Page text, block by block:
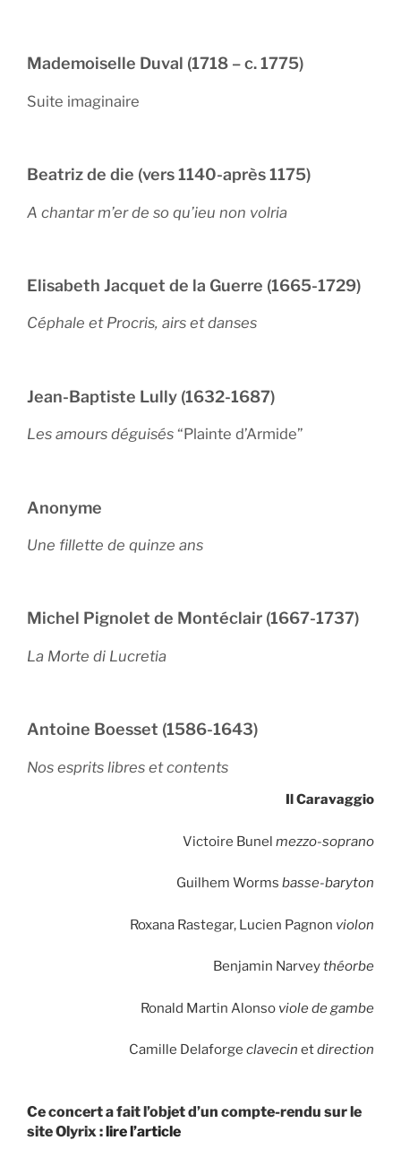
Mademoiselle Duval (1718 – c. 1775)
Suite imaginaire
Beatriz de die (vers 1140-après 1175)
A chantar m’er de so qu’ieu non volria
Elisabeth Jacquet de la Guerre (1665-1729)
Céphale et Procris, airs et danses
Jean-Baptiste Lully (1632-1687)
Les amours déguisés “Plainte d’Armide”
Anonyme
Une fillette de quinze ans
Michel Pignolet de Montéclair (1667-1737)
La Morte di Lucretia
Antoine Boesset (1586-1643)
Nos esprits libres et contents
Il Caravaggio
Victoire Bunel mezzo-soprano
Guilhem Worms basse-baryton
Roxana Rastegar, Lucien Pagnon violon
Benjamin Narveythéorbe
Ronald Martin Alonso viole de gambe
Camille Delaforge clavecin etdirection
Ce concert a fait l’objet d’un compte-rendu sur le
site Olyrix :lire l’article